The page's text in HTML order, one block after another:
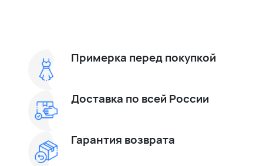
Примерка перед покупкой
Доставка по всей России
Гарантия возврата